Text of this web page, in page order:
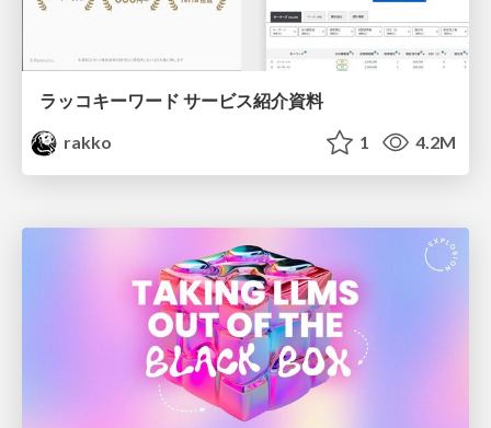
ラッコキーワード サービス紹介資料
rakko
1 4.2M